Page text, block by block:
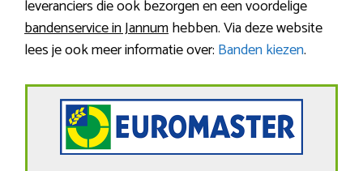
leveranciers die ook bezorgen en een voordelige
bandenservice in Jannumhebben. Via deze website
lees je ook meer informatie over: Banden kiezen.